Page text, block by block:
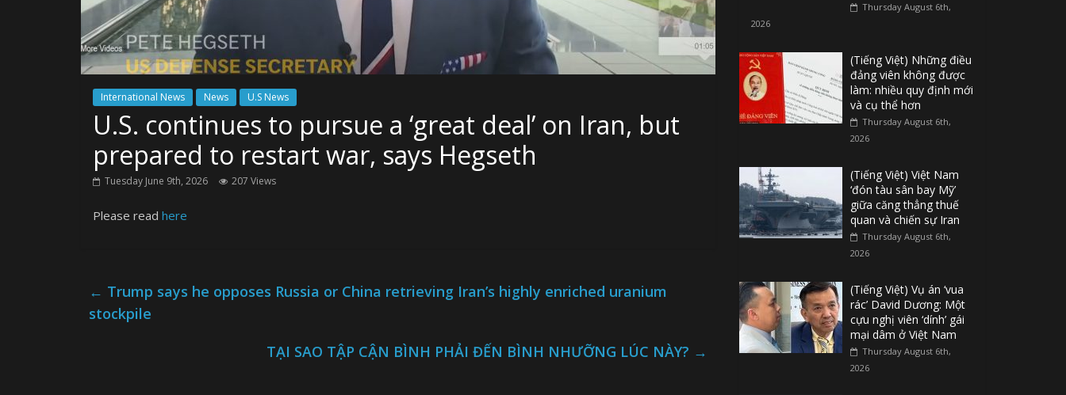
International News News U.S News
U.S. continues to pursue a ‘great deal’ on Iran, but
prepared to restart war, says Hegseth
Tuesday June 9th, 2026 207 Views
Please read here
← Trump says he opposes Russia or China retrieving Iran’s highly enriched uranium
stockpile
TẠI SAO TẬP CẬN BÌNH PHẢI ĐẾN BÌNH NHƯỠNG LÚC NÀY? →
Thursday August 6th,
2026
(Tiếng Việt) Những điều
đảng viên không được
làm: nhiều quy định mới
và cụ thể hơn
Thursday August 6th,
2026
(Tiếng Việt) Việt Nam
‘đón tàu sân bay Mỹ’
giữa căng thẳng thuế
quan và chiến sự Iran
Thursday August 6th,
2026
(Tiếng Việt) Vụ án ‘vua
rác’ David Dương: Một
cựu nghị viên ‘dính’ gái
mại dâm ở Việt Nam
Thursday August 6th,
2026